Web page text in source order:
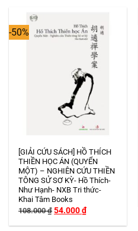
-50%
[GIẢI CỨU SÁCH] HỒ THÍCH
THIỀN HỌC ÁN (QUYỂN
MỘT) – NGHIÊN CỨU THIỀN
TÔNG SỬ SƠ KỲ- Hồ Thích-
Như Hạnh- NXB Tri thức-
Khai Tâm Books
108.000₫ Giá
gốc
là:
54.000₫Giá
hiện
tại